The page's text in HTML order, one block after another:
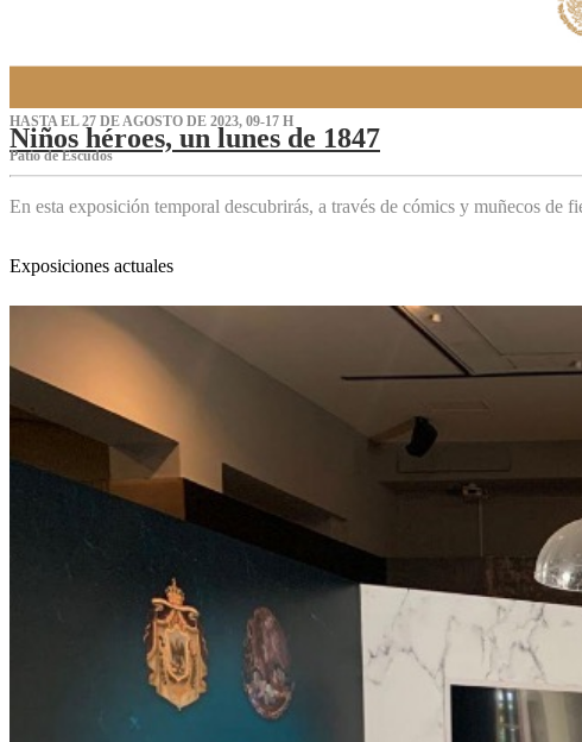
HASTA EL 27 DE AGOSTO DE 2023, 09-17 H
Niños héroes, un lunes de 1847
Patio de Escudos
En esta exposición temporal descubrirás, a través de cómics y muñecos de
Exposiciones actuales